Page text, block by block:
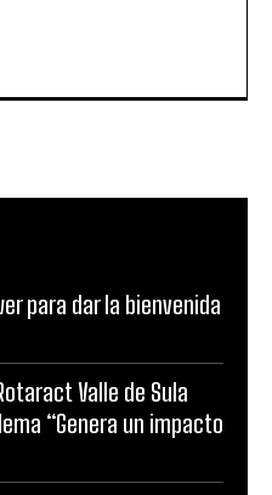
para dar la bienvenida
Valle de Sula
“Genera un impacto